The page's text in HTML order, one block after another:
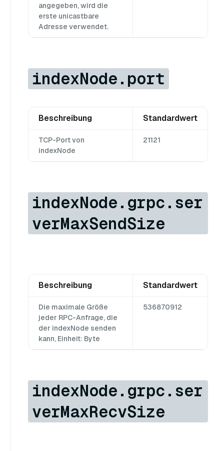
angegeben, wird die
erste unicastbare
Adresse verwendet.
indexNode.port
Beschreibung Standardwert
TCP-Port von
indexNode
21121
indexNode.grpc.ser
verMaxSendSize
Beschreibung Standardwert
Die maximale Größe
jeder RPC-Anfrage, die
der indexNode senden
kann, Einheit: Byte
536870912
indexNode.grpc.ser
verMaxRecvSize